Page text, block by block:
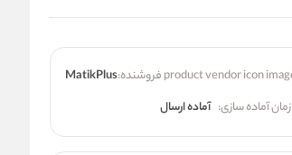
فروشنده:MatikPlus
زمان آماده سازی: آماده ارسال